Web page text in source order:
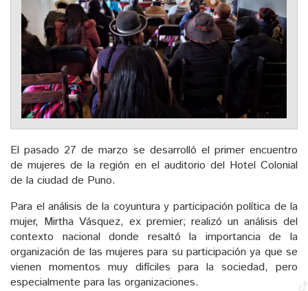
El pasado 27 de marzo se desarrolló el primer encuentro
de mujeres de la región en el auditorio del Hotel Colonial
de la ciudad de Puno.
Para el análisis de la coyuntura y participación política de la
mujer, Mirtha Vásquez, ex premier; realizó un análisis del
contexto nacional donde resaltó la importancia de la
organización de las mujeres para su participación ya que se
vienen momentos muy difíciles para la sociedad, pero
especialmente para las organizaciones.